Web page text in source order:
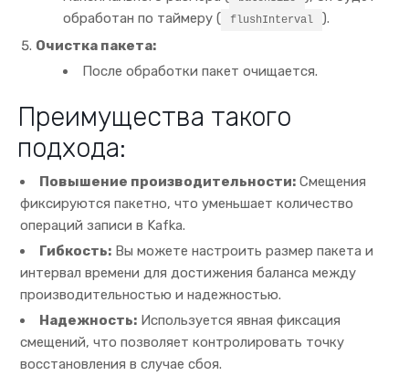
обработан по таймеру (
flushInterval
).
Очистка пакета:
После обработки пакет очищается.
Преимущества такого
подхода:
Повышение производительности: Смещения
фиксируются пакетно, что уменьшает количество
операций записи в Kafka.
Гибкость: Вы можете настроить размер пакета и
интервал времени для достижения баланса между
производительностью и надежностью.
Надежность: Используется явная фиксация
смещений, что позволяет контролировать точку
восстановления в случае сбоя.